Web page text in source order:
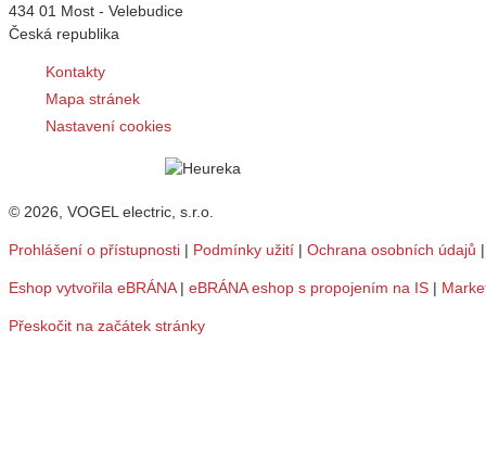
434 01 Most - Velebudice
Česká republika
Kontakty
Mapa stránek
Nastavení cookies
© 2026, VOGEL electric, s.r.o.
Prohlášení o přístupnosti | Podmínky užití | Ochrana osobních údajů
Eshop vytvořila eBRÁNA| eBRÁNA eshop s propojením na IS |
Přeskočit na začátek stránky